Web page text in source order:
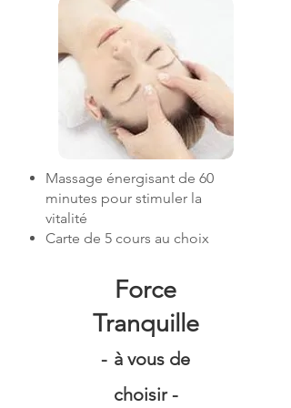
Massage énergisant de 60
minutes pour stimuler la
vitalité
Carte de 5 cours au choix
Force
Tranquille
- à vous de
choisir -